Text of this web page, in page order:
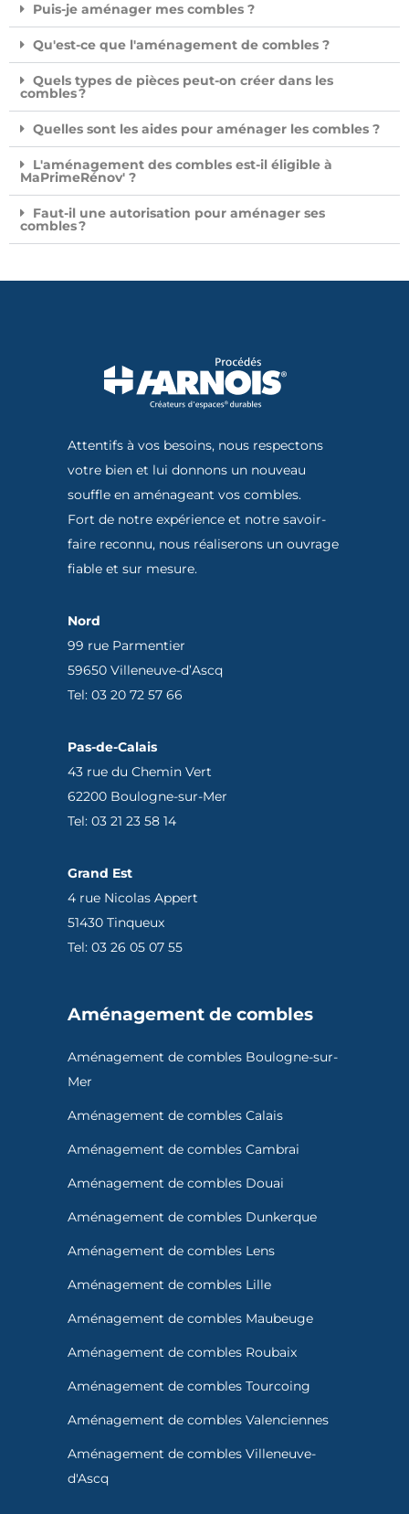
Puis-je aménager mes combles ?
Qu'est-ce que l'aménagement de combles ?
Quels types de pièces peut-on créer dans les
combles ?
Quelles sont les aides pour aménager les combles ?
L'aménagement des combles est-il éligible à
MaPrimeRénov' ?
Faut-il une autorisation pour aménager ses
combles ?
Attentifs à vos besoins, nous respectons
votre bien et lui donnons un nouveau
souffle en aménageant vos combles.
Fort de notre expérience et notre savoir-
faire reconnu, nous réaliserons un ouvrage
fiable et sur mesure.
Nord
99 rue Parmentier
59650 Villeneuve-d’Ascq
Tel: 03 20 72 57 66
Pas-de-Calais
43 rue du Chemin Vert
62200 Boulogne-sur-Mer
Tel: 03 21 23 58 14
Grand Est
4 rue Nicolas Appert
51430 Tinqueux
Tel: 03 26 05 07 55
Aménagement de combles
Aménagement de combles Boulogne-sur-
Mer
Aménagement de combles Calais
Aménagement de combles Cambrai
Aménagement de combles Douai
Aménagement de combles Dunkerque
Aménagement de combles Lens
Aménagement de combles Lille
Aménagement de combles Maubeuge
Aménagement de combles Roubaix
Aménagement de combles Tourcoing
Aménagement de combles Valenciennes
Aménagement de combles Villeneuve-
d'Ascq